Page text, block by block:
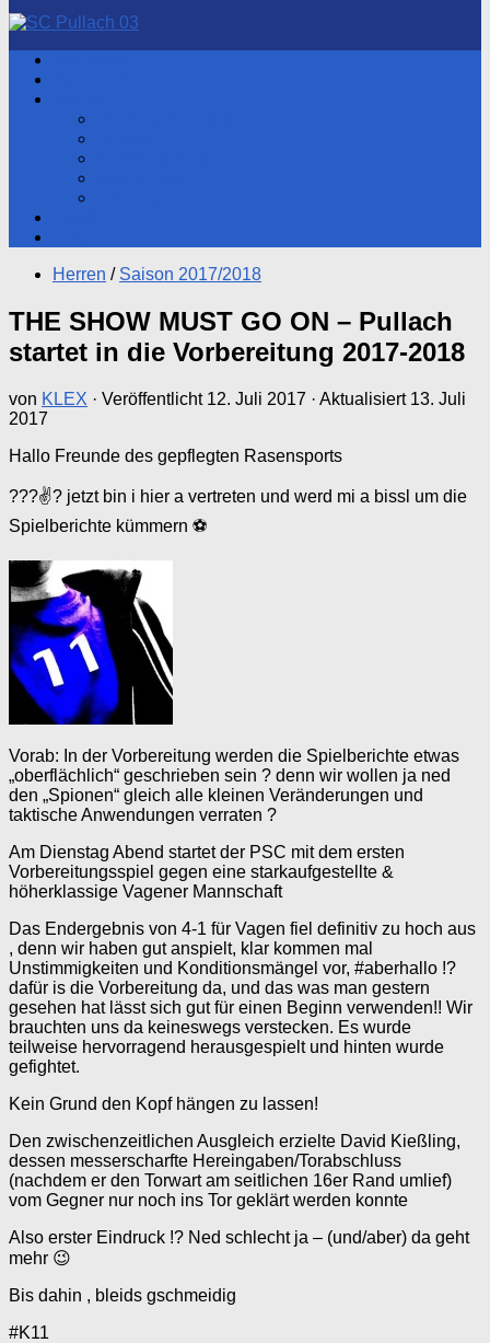
Herren / Saison 2017/2018
THE SHOW MUST GO ON – Pullach
startet in die Vorbereitung 2017-2018
von KLEX · Veröffentlicht 12. Juli 2017 · Aktualisiert 13. Juli
2017
Hallo Freunde des gepflegten Rasensports
???✌? jetzt bin i hier a vertreten und werd mi a bissl um die
Spielberichte kümmern ⚽️
Vorab: In der Vorbereitung werden die Spielberichte etwas
„oberflächlich“ geschrieben sein ? denn wir wollen ja ned
den „Spionen“ gleich alle kleinen Veränderungen und
taktische Anwendungen verraten ?
Am Dienstag Abend startet der PSC mit dem ersten
Vorbereitungsspiel gegen eine starkaufgestellte &
höherklassige Vagener Mannschaft
Das Endergebnis von 4-1 für Vagen fiel definitiv zu hoch aus
, denn wir haben gut anspielt, klar kommen mal
Unstimmigkeiten und Konditionsmängel vor, #aberhallo !?
dafür is die Vorbereitung da, und das was man gestern
gesehen hat lässt sich gut für einen Beginn verwenden!! Wir
brauchten uns da keineswegs verstecken. Es wurde
teilweise hervorragend herausgespielt und hinten wurde
gefightet.
Kein Grund den Kopf hängen zu lassen!
Den zwischenzeitlichen Ausgleich erzielte David Kießling,
dessen messerscharfte Hereingaben/Torabschluss
(nachdem er den Torwart am seitlichen 16er Rand umlief)
vom Gegner nur noch ins Tor geklärt werden konnte
Also erster Eindruck !? Ned schlecht ja – (und/aber) da geht
mehr 😉
Bis dahin , bleids gschmeidig
#K11